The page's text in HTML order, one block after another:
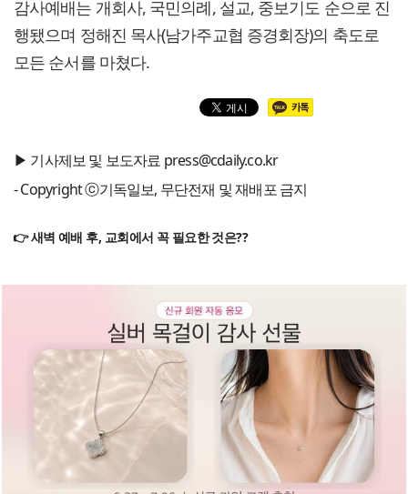
감사예배는 개회사, 국민의례, 설교, 중보기도 순으로 진
행됐으며 정해진 목사(남가주교협 증경회장)의 축도로
모든 순서를 마쳤다.
▶ 기사제보 및 보도자료 press@cdaily.co.kr
- Copyright ⓒ기독일보, 무단전재 및 재배포 금지
👉 새벽 예배 후, 교회에서 꼭 필요한 것은??